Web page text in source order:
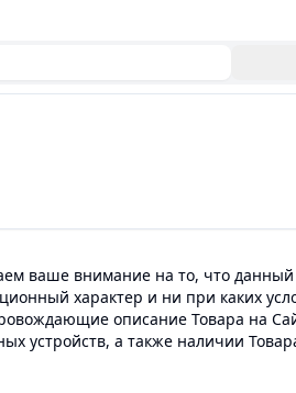
ваше внимание на то, что
характер и ни при каких
описание Товара на
устройств, а также наличии